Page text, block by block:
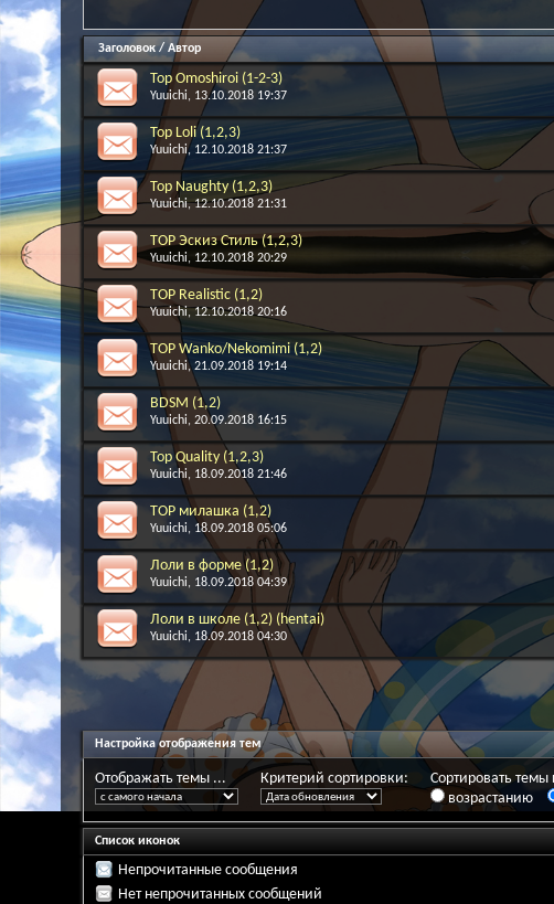
Заголовок/ Автор
Top Omoshiroi (1-2-3)
Yuuichi, 13.10.2018 19:37
Top Loli (1,2,3)
Yuuichi, 12.10.2018 21:37
Top Naughty (1,2,3)
Yuuichi, 12.10.2018 21:31
TOP Эскиз Стиль (1,2,3)
Yuuichi, 12.10.2018 20:29
TOP Realistic (1,2)
Yuuichi, 12.10.2018 20:16
TOP Wanko/Nekomimi (1,2)
Yuuichi, 21.09.2018 19:14
BDSM (1,2)
Yuuichi, 20.09.2018 16:15
Top Quality (1,2,3)
Yuuichi, 18.09.2018 21:46
TOP милашка (1,2)
Yuuichi, 18.09.2018 05:06
Лоли в форме (1,2)
Yuuichi, 18.09.2018 04:39
Лоли в школе (1,2) (hentai)
Yuuichi, 18.09.2018 04:30
Настройка отображения тем
Отображать темы ... Критерий сортировки:
Сортировать темы
возрастанию
Список иконок
Непрочитанные сообщения
Нет непрочитанных сообщений